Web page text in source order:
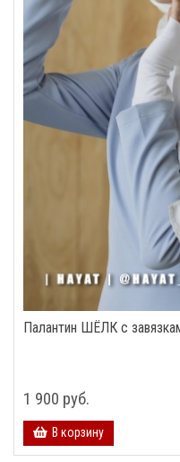
Палантин ШЁЛК с
1 900 руб.
В корзину